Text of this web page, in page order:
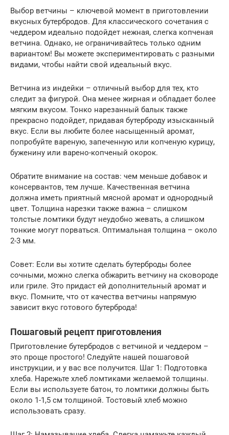
Выбор ветчины – ключевой момент в приготовлении
вкусных бутербродов. Для классического сочетания с
чеддером идеально подойдет нежная, слегка копченая
ветчина. Однако, не ограничивайтесь только одним
вариантом! Вы можете экспериментировать с разными
видами, чтобы найти свой идеальный вкус.
Ветчина из индейки – отличный выбор для тех, кто
следит за фигурой. Она менее жирная и обладает более
мягким вкусом. Тонко нарезанный балык также
прекрасно подойдет, придавая бутерброду изысканный
вкус. Если вы любите более насыщенный аромат,
попробуйте вареную, запеченную или копченую курицу,
буженину или варено-копченый окорок.
Обратите внимание на состав: чем меньше добавок и
консервантов, тем лучше. Качественная ветчина
должна иметь приятный мясной аромат и однородный
цвет. Толщина нарезки также важна – слишком
толстые ломтики будут неудобно жевать, а слишком
тонкие могут порваться. Оптимальная толщина – около
2-3 мм.
Совет: Если вы хотите сделать бутерброды более
сочными, можно слегка обжарить ветчину на сковороде
или гриле. Это придаст ей дополнительный аромат и
вкус. Помните, что от качества ветчины напрямую
зависит вкус готового бутерброда!
Пошаговый рецепт приготовления
Приготовление бутербродов с ветчиной и чеддером –
это проще простого! Следуйте нашей пошаговой
инструкции, и у вас все получится. Шаг 1: Подготовка
хлеба. Нарежьте хлеб ломтиками желаемой толщины.
Если вы используете батон, то ломтики должны быть
около 1-1,5 см толщиной. Тостовый хлеб можно
использовать сразу.